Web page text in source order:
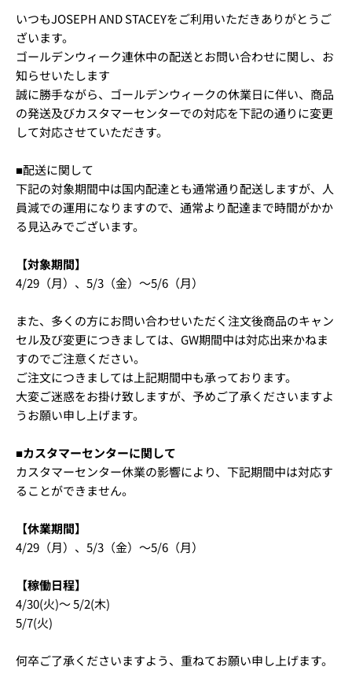
いつもJOSEPH AND STACEYをご利用いただきありがとうご
ざいます。
ゴールデンウィーク連休中の配送とお問い合わせに関し、お
知らせいたします
誠に勝手ながら、ゴールデンウィークの休業日に伴い、商品
の発送及びカスタマーセンターでの対応を下記の通りに変更
して対応させていただきす。
■配送に関して
下記の対象期間中は国内配達とも通常通り配送しますが、人
員減での運用になりますので、通常より配達まで時間がかか
る見込みでございます。
【対象期間】
4/29（月）、5/3（金）〜5/6（月）
また、多くの方にお問い合わせいただく注文後商品のキャン
セル及び変更につきましては、GW期間中は対応出来かねま
すのでご注意ください。
ご注文につきましては上記期間中も承っております。
大変ご迷惑をお掛け致しますが、予めご了承くださいますよ
うお願い申し上げます。
■カスタマーセンターに関して
カスタマーセンター休業の影響により、下記期間中は対応す
ることができません。
【休業期間】
4/29（月）、5/3（金）〜5/6（月）
【稼働日程】
4/30(火)～ 5/2(木)
5/7(火)
何卒ご了承くださいますよう、重ねてお願い申し上げます。